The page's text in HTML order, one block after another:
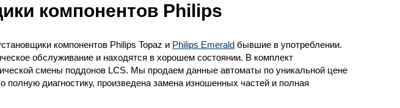
компонентов Philips
компонентов Philips Topaz и Philips Emerald бывшие в употреблении.
обслуживание и находятся в хорошем состоянии. В комплект
смены поддонов LCS. Мы продаем данные автоматы по уникальной цене
диагностику, произведена замена изношенных частей и полная